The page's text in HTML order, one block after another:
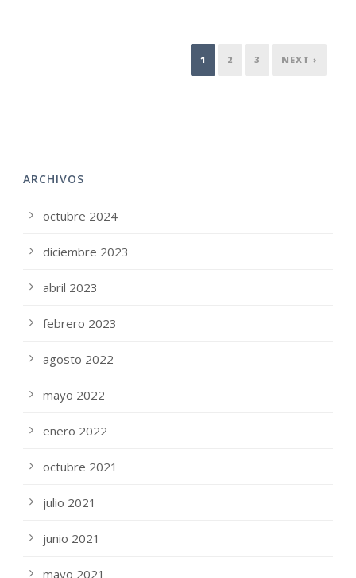
1 2 3 NEXT ›
ARCHIVOS
octubre 2024
diciembre 2023
abril 2023
febrero 2023
agosto 2022
mayo 2022
enero 2022
octubre 2021
julio 2021
junio 2021
mayo 2021